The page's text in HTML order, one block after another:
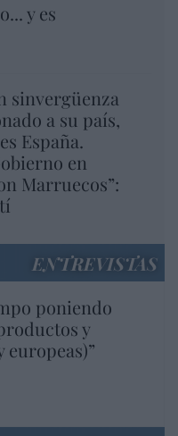
y es
sinvergüenza
a su país,
España.
en
Marruecos”:
ENTREVISTAS
poniendo
y
europeas)”